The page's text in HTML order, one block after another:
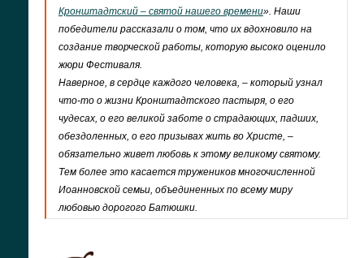
Кронштадтский – святой нашего времени». Наши
победители рассказали о том, что их вдохновило на
создание творческой работы, которую высоко оценило
жюри Фестиваля.
Наверное, в сердце каждого человека, – который узнал
что-то о жизни Кронштадтского пастыря, о его
чудесах, о его великой заботе о страдающих, падших,
обездоленных, о его призывах жить во Христе, –
обязательно живет любовь к этому великому святому.
Тем более это касается тружеников многочисленной
Иоанновской семьи, объединенных по всему миру
любовью дорогого Батюшки.